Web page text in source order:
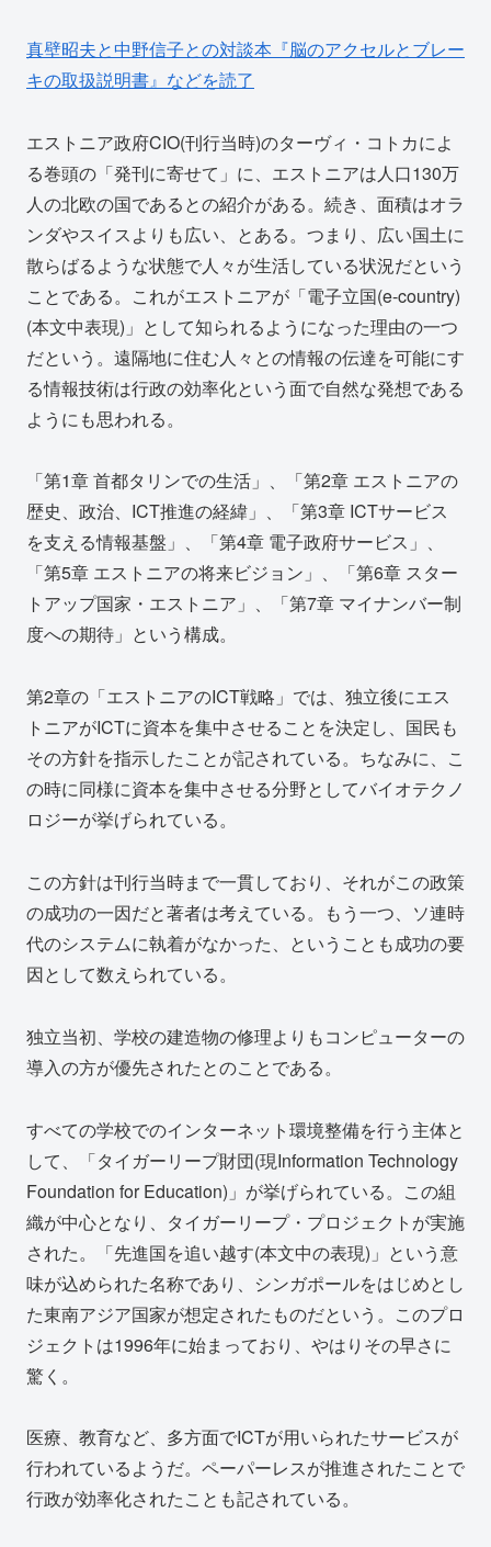
真壁昭夫と中野信子との対談本『脳のアクセルとブレー
キの取扱説明書』などを読了
エストニア政府CIO(刊行当時)のターヴィ・コトカによ
る巻頭の「発刊に寄せて」に、エストニアは人口130万
人の北欧の国であるとの紹介がある。続き、面積はオラ
ンダやスイスよりも広い、とある。つまり、広い国土に
散らばるような状態で人々が生活している状況だという
ことである。これがエストニアが「電子立国(e-country)
(本文中表現)」として知られるようになった理由の一つ
だという。遠隔地に住む人々との情報の伝達を可能にす
る情報技術は行政の効率化という面で自然な発想である
ようにも思われる。
「第1章 首都タリンでの生活」、「第2章 エストニアの
歴史、政治、ICT推進の経緯」、「第3章 ICTサービス
を支える情報基盤」、「第4章 電子政府サービス」、
「第5章 エストニアの将来ビジョン」、「第6章 スター
トアップ国家・エストニア」、「第7章 マイナンバー制
度への期待」という構成。
第2章の「エストニアのICT戦略」では、独立後にエス
トニアがICTに資本を集中させることを決定し、国民も
その方針を指示したことが記されている。ちなみに、こ
の時に同様に資本を集中させる分野としてバイオテクノ
ロジーが挙げられている。
この方針は刊行当時まで一貫しており、それがこの政策
の成功の一因だと著者は考えている。もう一つ、ソ連時
代のシステムに執着がなかった、ということも成功の要
因として数えられている。
独立当初、学校の建造物の修理よりもコンピューターの
導入の方が優先されたとのことである。
すべての学校でのインターネット環境整備を行う主体と
して、「タイガーリープ財団(現Information Technology
Foundation for Education)」が挙げられている。この組
織が中心となり、タイガーリープ・プロジェクトが実施
された。「先進国を追い越す(本文中の表現)」という意
味が込められた名称であり、シンガポールをはじめとし
た東南アジア国家が想定されたものだという。このプロ
ジェクトは1996年に始まっており、やはりその早さに
驚く。
医療、教育など、多方面でICTが用いられたサービスが
行われているようだ。ペーパーレスが推進されたことで
行政が効率化されたことも記されている。